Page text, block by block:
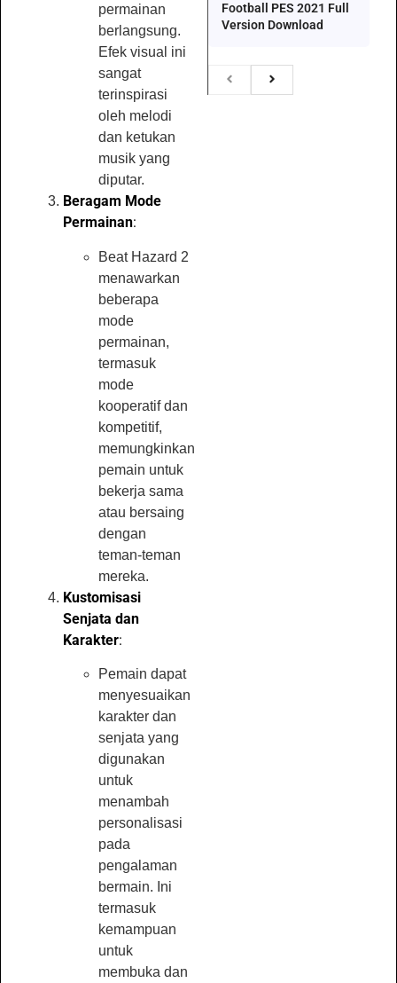
permainan
berlangsung.
Efek visual ini
sangat
terinspirasi
oleh melodi
dan ketukan
musik yang
diputar.
Beragam Mode
Permainan:
Beat Hazard 2
menawarkan
beberapa
mode
permainan,
termasuk
mode
kooperatif dan
kompetitif,
memungkinkan
pemain untuk
bekerja sama
atau bersaing
dengan
teman-teman
mereka.
Kustomisasi
Senjata dan
Karakter:
Pemain dapat
menyesuaikan
karakter dan
senjata yang
digunakan
untuk
menambah
personalisasi
pada
pengalaman
bermain. Ini
termasuk
kemampuan
untuk
membuka dan
Football PES 2021 Full
Version Download